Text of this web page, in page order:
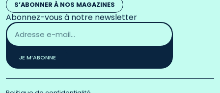
S’ABONNER À NOS MAGAZINES
Abonnez-vous à notre newsletter
Adresse
email
*
JE M’ABONNE